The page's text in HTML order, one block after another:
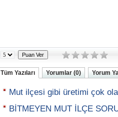
Tüm Yazıları Yorumlar (0) Yorum
Mut ilçesi gibi üretimi çok
BİTMEYEN MUT İLÇE